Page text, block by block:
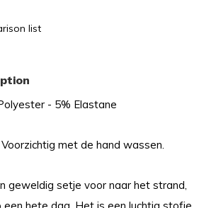
list
- 5% Elastane
Voorzichtig met de hand wassen.
geweldig setje voor naar het strand,